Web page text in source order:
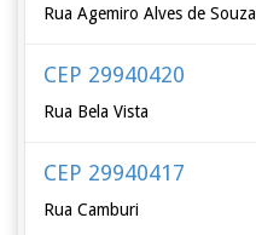
Rua Agemiro Alves de Souza
CEP 29940420
Rua Bela Vista
CEP 29940417
Rua Camburi